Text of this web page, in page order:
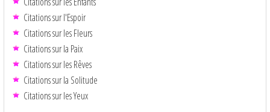
Citations sur l'Espoir
Citations sur les Fleurs
Citations sur la Paix
Citations sur les Rêves
Citations sur la Solitude
Citations sur les Yeux